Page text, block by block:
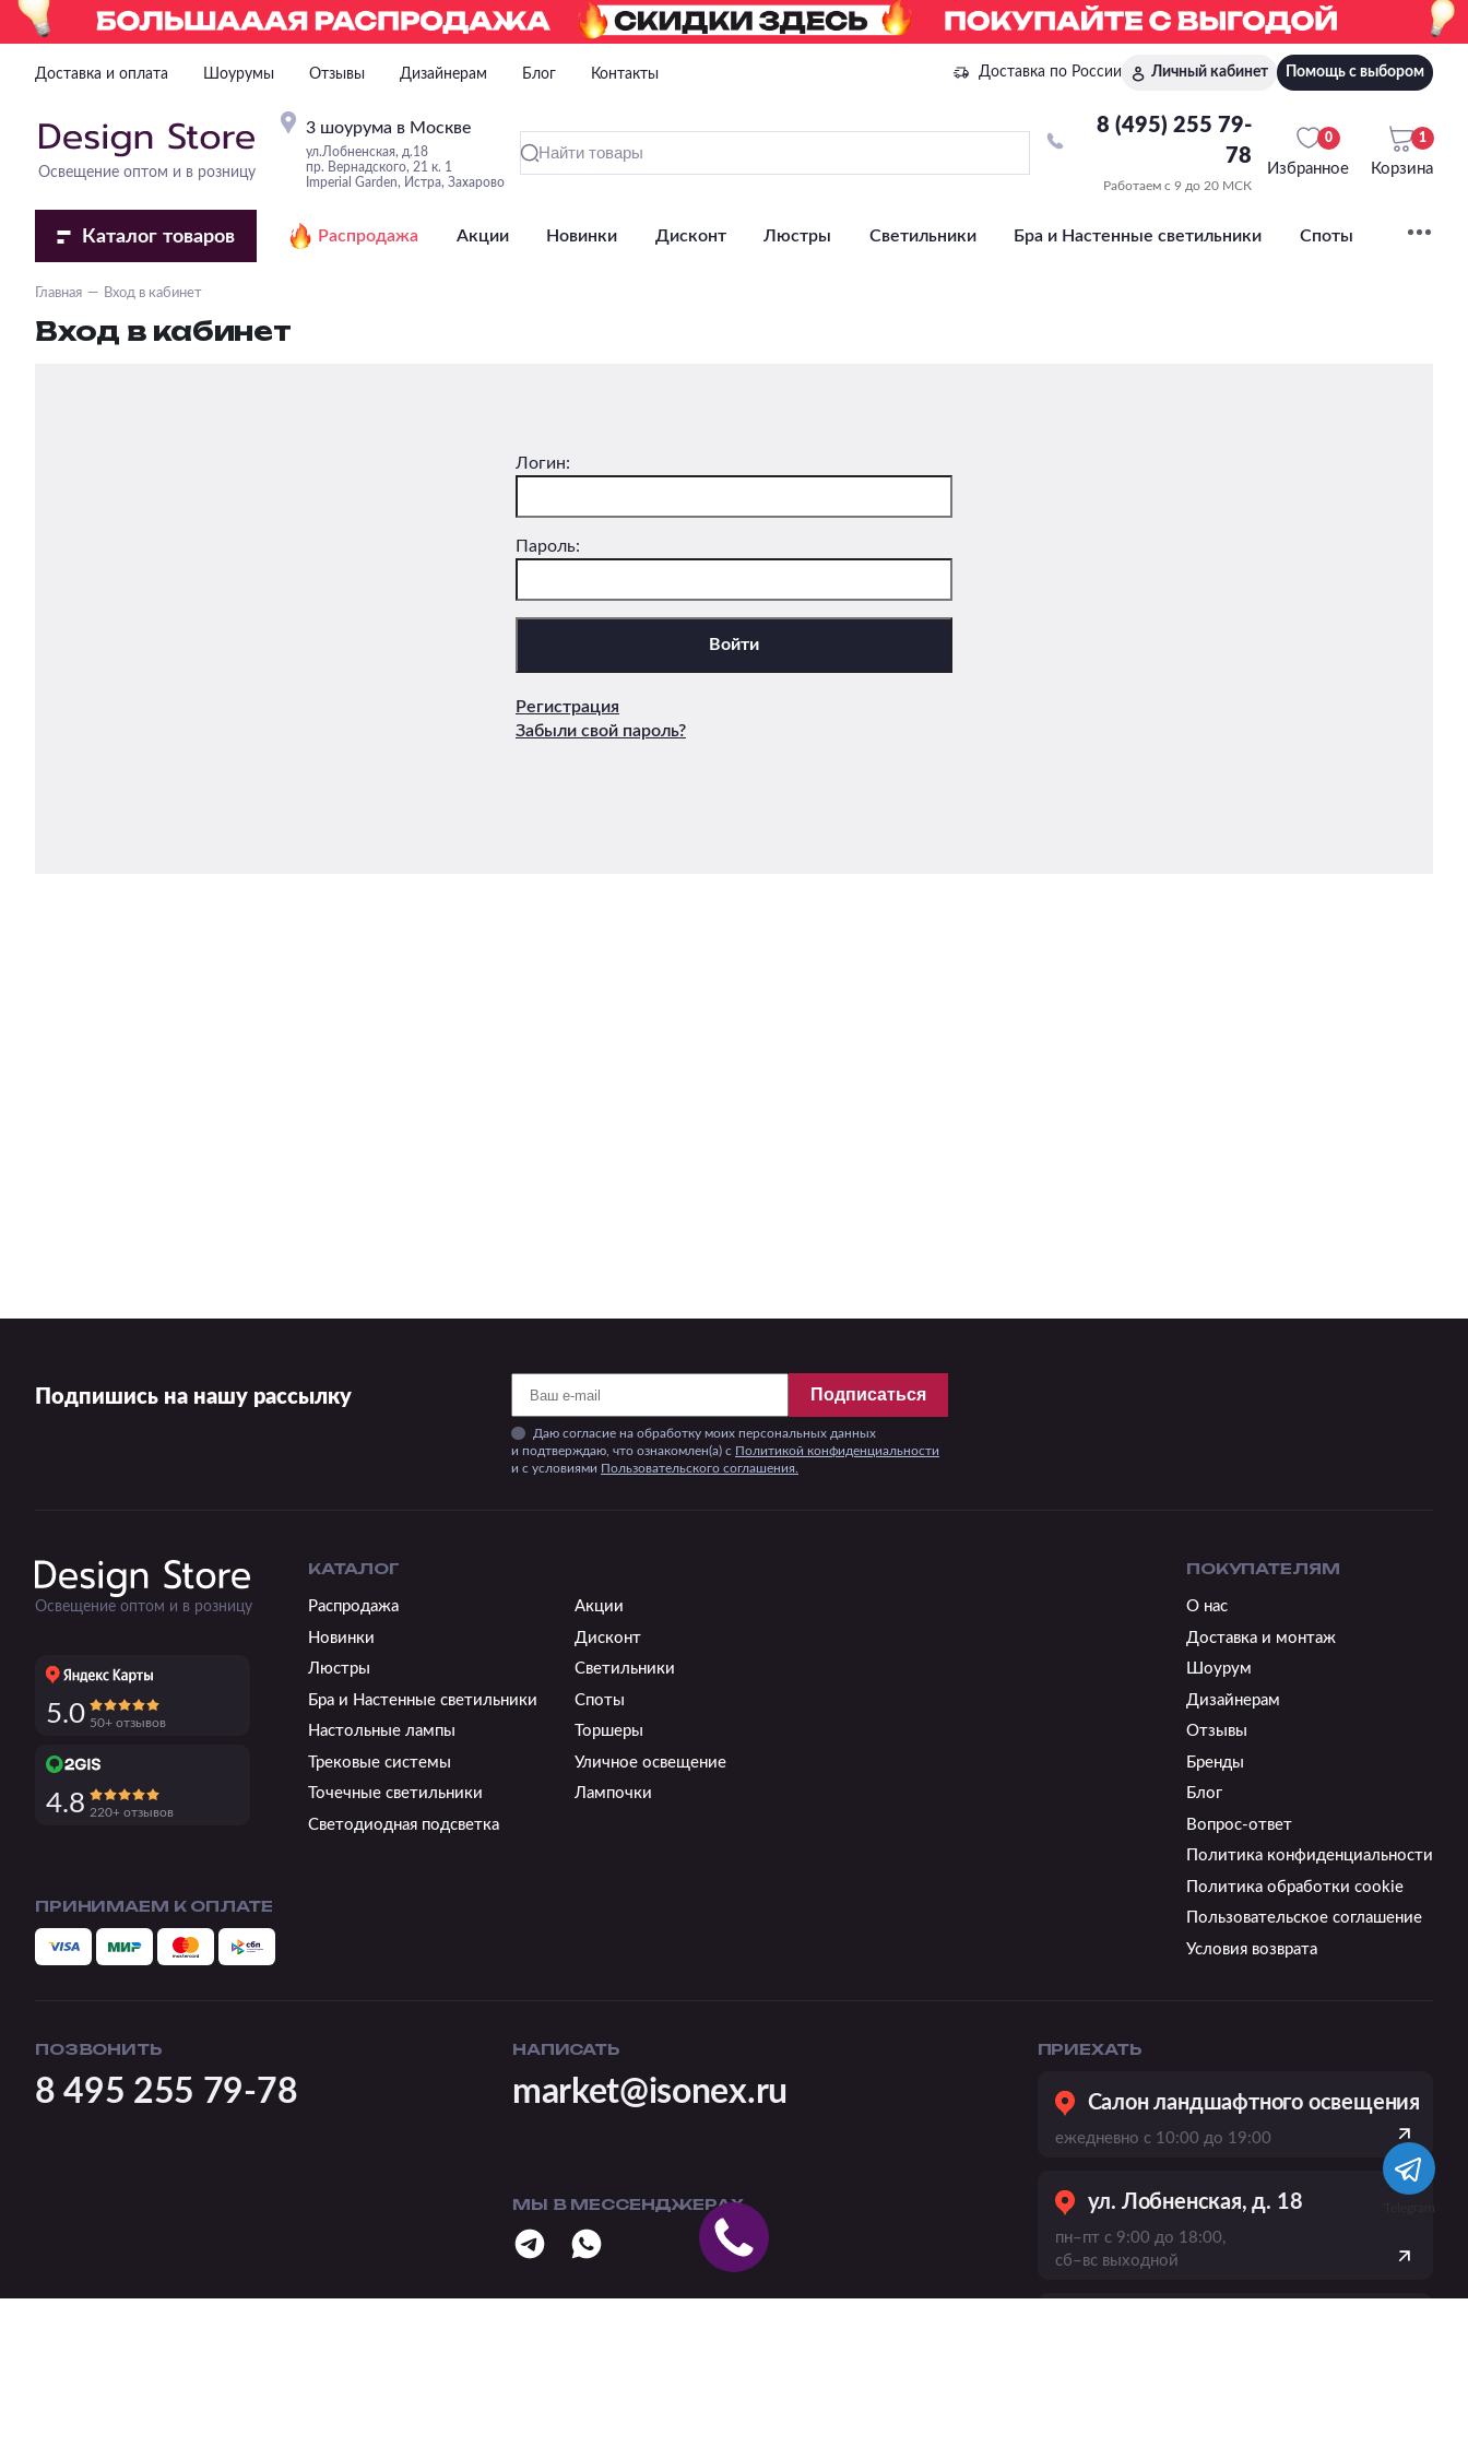
Доставка и оплата Шоурумы Отзывы Дизайнерам Блог Контакты Доставка по России Личный кабинет Помощь с выбором
Освещение оптом и в розницу
3 шоурума в Москве
ул.Лобненская, д.18
пр. Вернадского, 21 к. 1
Imperial Garden, Истра, Захарово
8 (495) 255 79-
78
Работаем с 9 до 20 МСК
Избранное
0
Корзина
1
Каталог товаров Распродажа Акции Новинки Дисконт Люстры Светильники Бра и Настенные светильники Споты
Главная Вход в кабинет
Вход в кабинет
Логин:
Пароль:
Регистрация
Забыли свой пароль?
Подпишись на нашу рассылку Подписаться
Даю согласие на обработку моих персональных данных
и подтверждаю, что ознакомлен(а) с Политикой конфиденциальности
и c условиями Пользовательского соглашения.
Освещение оптом и в розницу
5.0 50+ отзывов
4.8 220+ отзывов
ПРИНИМАЕМ К ОПЛАТЕ
КАТАЛОГ
Распродажа
Акции
Новинки
Дисконт
Люстры
Светильники
Бра и Настенные светильники
Споты
Настольные лампы
Торшеры
Трековые системы
Уличное освещение
Точечные светильники
Лампочки
Светодиодная подсветка
ПОКУПАТЕЛЯМ
О нас
Доставка и монтаж
Шоурум
Дизайнерам
Отзывы
Бренды
Блог
Вопрос-ответ
Политика конфиденциальности
Политика обработки cookie
Пользовательское соглашение
Условия возврата
ПОЗВОНИТЬ
8 495 255 79-78
НАПИСАТЬ
market@isonex.ru
МЫ В МЕССЕНДЖЕРАХ
ПРИЕХАТЬ
Салон ландшафтного освещения
ежедневно с 10:00 до 19:00
ул. Лобненская, д. 18
пн–пт с 9:00 до 18:00,
сб–вс выходной
Telegram